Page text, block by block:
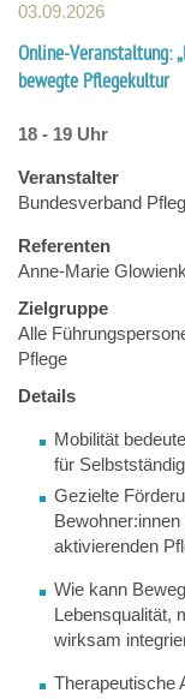
03.09.2026
Online-Veranstaltung:
bewegte Pflegekultur
18 - 19 Uhr
Veranstalter
Bundesverband
Referenten
Anne-Marie
Zielgruppe
Alle
Pflege
Details
Mobilität
für
Gezielte
aktivierenden
Wie kann
Lebensqualität,
wirksam
Therapeutische